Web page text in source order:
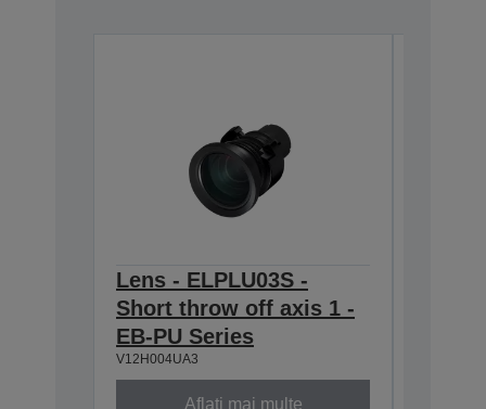
Lens - ELPLU03S -
Short throw off axis 1 -
EB-PU Series
V12H004UA3
Aflați mai multe